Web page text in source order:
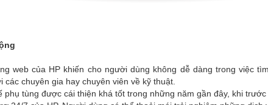
web của HP khiến cho người dùng không dễ dàng trong việc
chuyên gia hay chuyên viên về kỹ thuật.
phụ tùng được cái thiện khá tốt trong những năm gần đây, khi